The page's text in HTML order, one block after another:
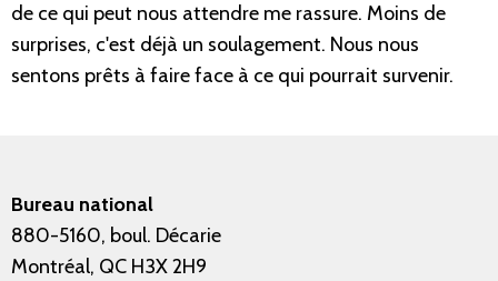
de ce qui peut nous attendre me rassure. Moins de
surprises, c'est déjà un soulagement. Nous nous
sentons prêts à faire face à ce qui pourrait survenir.
Bureau national
880-5160, boul. Décarie
Montréal, QC H3X 2H9